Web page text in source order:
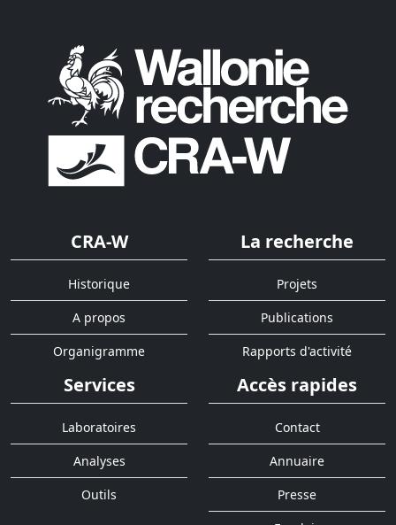
CRA-W
Historique
A propos
Organigramme
La recherche
Projets
Publications
Rapports d'activité
Services
Laboratoires
Analyses
Outils
Accès rapides
Contact
Annuaire
Presse